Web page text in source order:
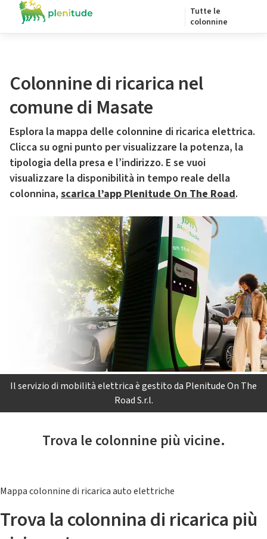
Tutte le
colonnine
Colonnine di ricarica nel
comune di Masate
Esplora la mappa delle colonnine di ricarica elettrica.
Clicca su ogni punto per visualizzare la potenza, la
tipologia della presa e l’indirizzo. E se vuoi
visualizzare la disponibilità in tempo reale della
colonnina, scarica l’app Plenitude On The Road.
Il servizio di mobilità elettrica è gestito da Plenitude On The
Road S.r.l.
Trova le colonnine più vicine.
Mappa colonnine di ricarica auto elettriche
Trova la colonnina di ricarica più